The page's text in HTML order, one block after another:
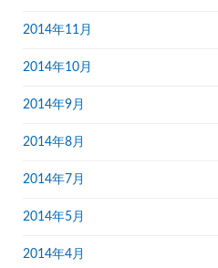
2014年11月
2014年10月
2014年9月
2014年8月
2014年7月
2014年5月
2014年4月